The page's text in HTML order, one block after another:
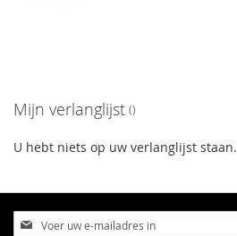
Mijn verlanglijst
U hebt niets op uw verlanglijst staan.
Abonneer